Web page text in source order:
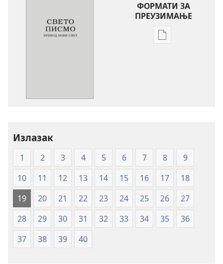
ФОРМАТИ ЗА
ПРЕУЗИМАЊЕ
Формати
Нови
свет
(меки
повез)
Излазак
1 2 3 4 5 6 7 8
9
10
11 12 13 14 15 16 17
18
19
20 21 22 23 24 25 26
27
28
29 30 31 32 33 34 35
36
37
38 39 40